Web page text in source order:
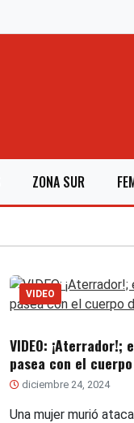
ZONA SUR
VIDEO
VIDEO: ¡Aterrador!;
pasea con el
diciembre 24, 2024
Una mujer murió